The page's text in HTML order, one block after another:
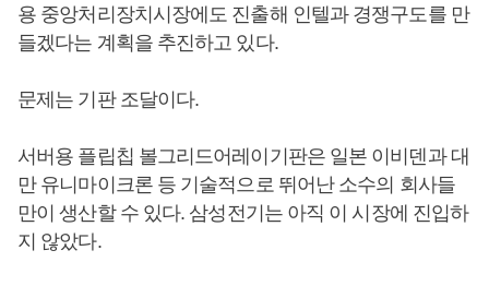
용 중앙처리장치시장에도 진출해 인텔과 경쟁구도를 만
들겠다는 계획을 추진하고 있다.
문제는 기판 조달이다.
서버용 플립칩 볼그리드어레이기판은 일본 이비덴과 대
만 유니마이크론 등 기술적으로 뛰어난 소수의 회사들
만이 생산할 수 있다. 삼성전기는 아직 이 시장에 진입하
지 않았다.